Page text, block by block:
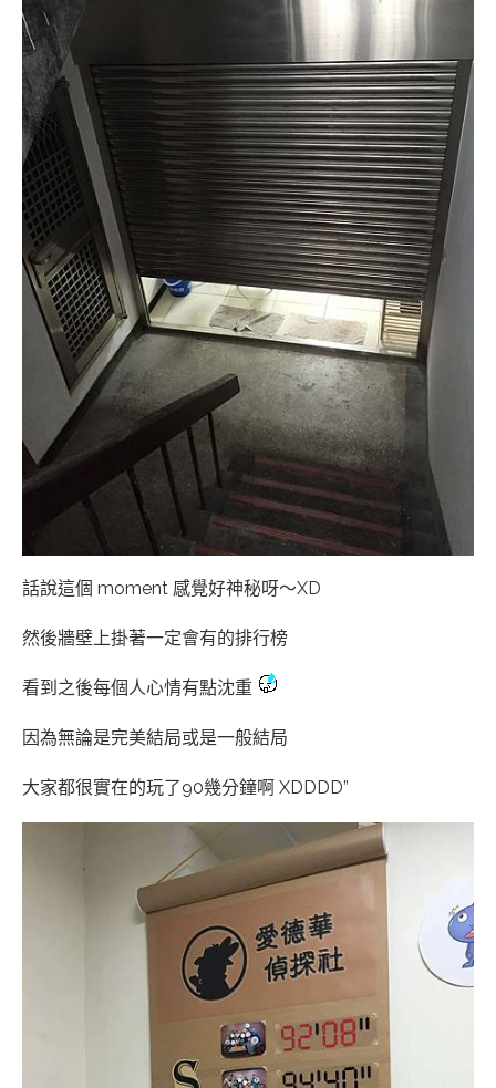
話說這個 moment 感覺好神秘呀～XD
然後牆壁上掛著一定會有的排行榜
看到之後每個人心情有點沈重
因為無論是完美結局或是一般結局
大家都很實在的玩了90幾分鐘啊 XDDDD”